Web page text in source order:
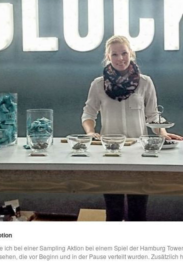
ich bei einer Sampling Aktion bei einem Spiel der Hamburg
die vor Beginn und in der Pause verteilt wurden. Zusätzlich